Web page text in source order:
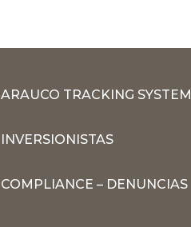
ARAUCO TRACKING SYSTEM
INVERSIONISTAS
COMPLIANCE – DENUNCIAS